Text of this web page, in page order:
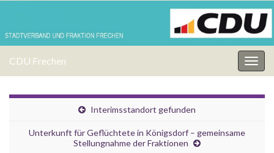
CDU Frechen
Interimsstandort gefunden
Unterkunft für Geflüchtete in Königsdorf – gemeinsame
Stellungnahme der Fraktionen